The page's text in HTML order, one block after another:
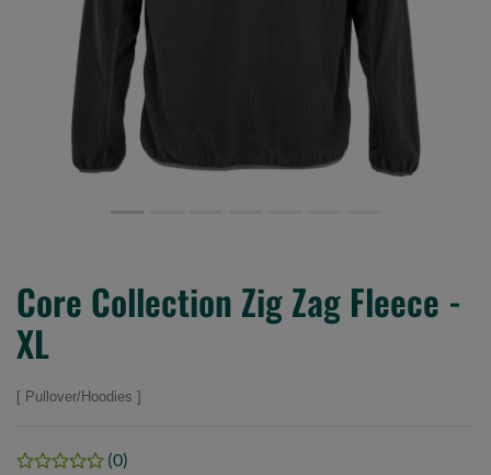
Core Collection Zig Zag Fleece -
XL
Pullover/Hoodies
(0)